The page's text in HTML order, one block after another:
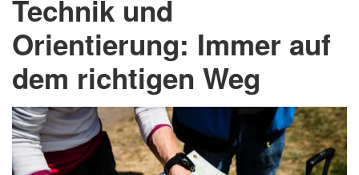
Technik und
Orientierung: Immer auf
dem richtigen Weg